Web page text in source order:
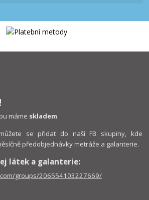
máme skladem.
se přidat do naší FB skupiny, kde
předobjednávky metráže a galanterie.
látek a galanterie:
groups/206554103227669/